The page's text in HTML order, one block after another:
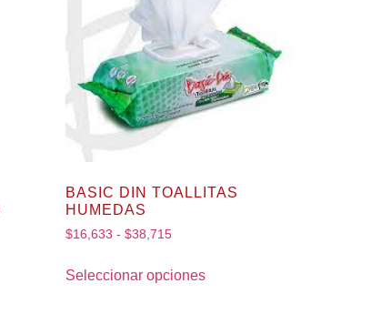
BASIC DIN TOALLITAS
HUMEDAS
$16,633 - $38,715
Seleccionar opciones